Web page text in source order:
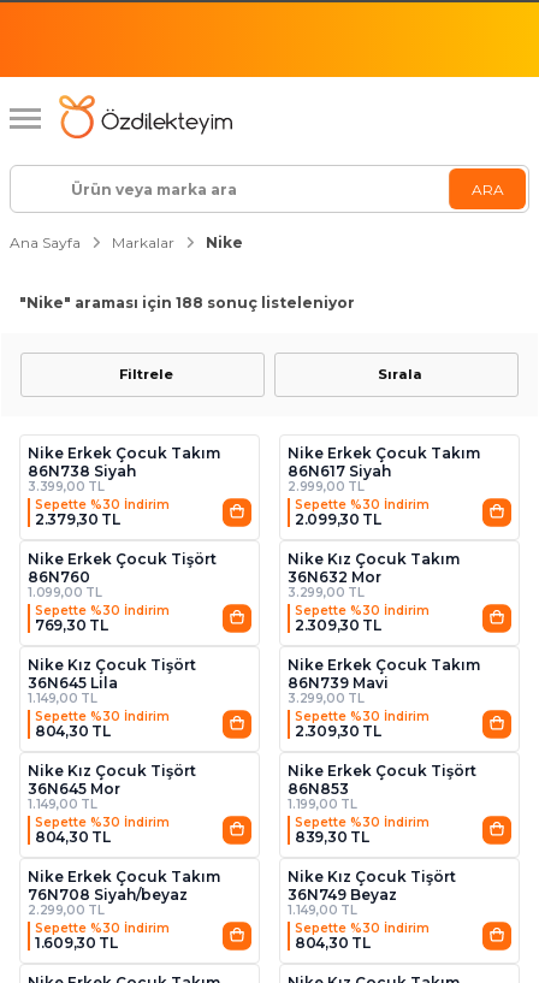
Ana Sayfa Markalar Nike
"Nike" araması için 188 sonuç listeleniyor
Filtrele Sırala
Nike Erkek Çocuk Takım
86N738 Siyah
3.399,00 TL
Sepette %30 İndirim
2.379,30 TL
Nike Erkek Çocuk Takım
86N617 Siyah
2.999,00 TL
Sepette %30 İndirim
2.099,30 TL
2
Nike Erkek Çocuk Tişört
86N760
1.099,00 TL
Sepette %30 İndirim
769,30 TL
Nike Kız Çocuk Takım
36N632 Mor
3.299,00 TL
Sepette %30 İndirim
2.309,30 TL
2
Nike Kız Çocuk Tişört
36N645 Lila
1.149,00 TL
Sepette %30 İndirim
804,30 TL
Nike Erkek Çocuk Takım
86N739 Mavi
3.299,00 TL
Sepette %30 İndirim
2.309,30 TL
2
Nike Kız Çocuk Tişört
36N645 Mor
1.149,00 TL
Sepette %30 İndirim
804,30 TL
2
Nike Erkek Çocuk Tişört
86N853
1.199,00 TL
Sepette %30 İndirim
839,30 TL
2
Nike Erkek Çocuk Takım
76N708 Siyah/beyaz
2.299,00 TL
Sepette %30 İndirim
1.609,30 TL
Nike Kız Çocuk Tişört
36N749 Beyaz
1.149,00 TL
Sepette %30 İndirim
804,30 TL
2 2